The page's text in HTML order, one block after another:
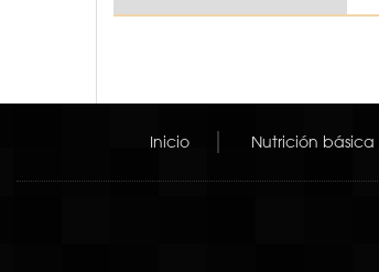
Inicio Nutrición básica